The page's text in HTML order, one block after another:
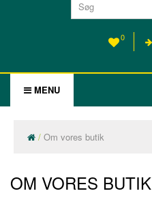
0
MENU
Om vores butik
OM VORES BUTIK